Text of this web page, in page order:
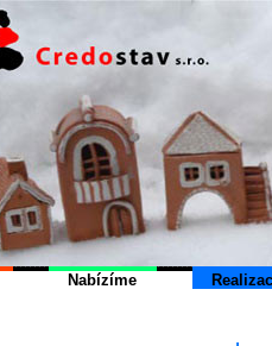
Nabízíme